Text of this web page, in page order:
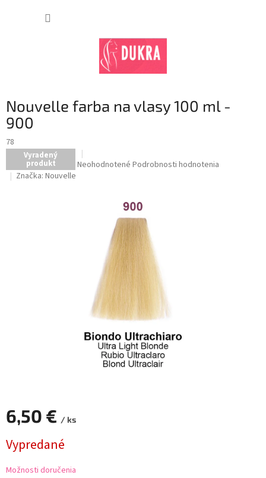
Nouvelle farba na vlasy 100 ml -
900
78
Vyradený
produkt
Priemerné
hviezdičiek.
Neohodnotené Podrobnosti hodnotenia
Značka: Nouvelle
6,50 € / ks
cena:
Vypredané
Možnosti doručenia